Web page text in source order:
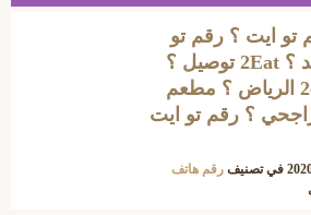
ايت ؟ رقم تو
ايت الموحد ؟ 2Eat توصيل ؟
مطعم 2eat الرياض ؟ مطعم
؟ رقم تو ايت
في تصنيف رقم هاتف